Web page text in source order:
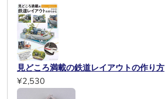
見どころ満載の鉄道レイアウトの作り方
¥2,530